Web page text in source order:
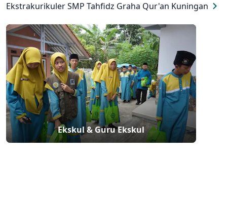
Ekstrakurikuler SMP Tahfidz Graha Qur'an Kuningan
Ekskul & Guru Ekskul